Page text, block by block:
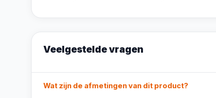
Veelgestelde vragen
Wat zijn de afmetingen van dit product?